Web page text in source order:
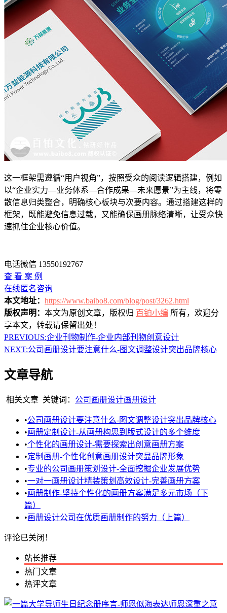
这一框架需遵循“用户视角”，按照受众的阅读逻辑搭建，例如
以“企业实力—业务体系—合作成果—未来愿景”为主线，将零
散信息归类整合，明确核心板块与次要内容。通过搭建这样的
框架，既能避免信息过载，又能确保画册脉络清晰，让受众快
速抓住企业核心价值。
电话微信 13550192767
查 看 案 例
在线匿名咨询
本文地址： https://www.baibo8.com/blog/post/3262.html
版权声明： 本文为原创文章，版权归 百铂小编 所有，欢迎分
享本文，转载请保留出处！
PREVIOUS:企业刊物制作-企业内部刊物创意设计
NEXT:公司画册设计要注意什么-图文调整设计突出品牌核心
文章导航
相关文章 关键词： 公司画册设计画册设计
•公司画册设计要注意什么-图文调整设计突出品牌核心
•画册定制设计-从画册构思到版式设计的多个维度
•个性化的画册设计-需要探索出创意画册方案
•定制画册-个性化创意画册设计突显品牌形象
•专业的公司画册策划设计-全面挖掘企业发展优势
•一对一画册设计精装策划高效设计-完善画册方案
•画册制作-坚持个性化的画册方案满足多元市场（下
篇）
•画册设计公司在优质画册制作的努力（上篇）
评论已关闭！
站长推荐
热门文章
热评文章